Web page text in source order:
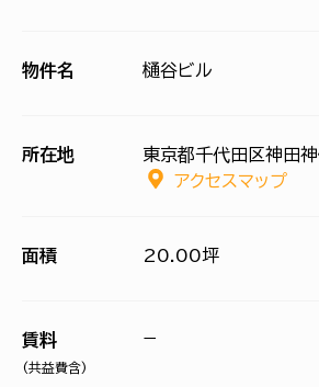
物件名 樋谷ビル
所在地
東京都千代田区神田
アクセスマップ
面積 20.00坪
賃料
(共益費含)
−